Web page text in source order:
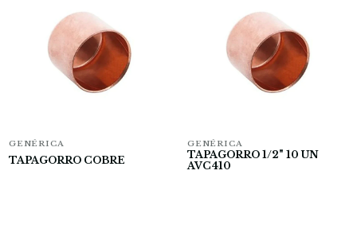
GENÉRICA
TAPAGORRO COBRE
GENÉRICA
TAPAGORRO 1/2" 10 UN
AVC410